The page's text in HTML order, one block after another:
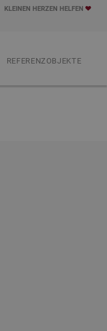
KLEINEN HERZEN HELFEN
REFERENZOBJEKTE